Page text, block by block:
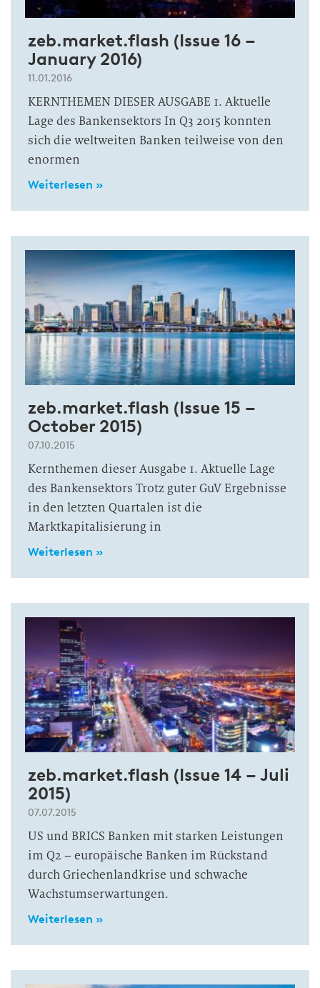
zeb.market.flash (Issue 16 –
January 2016)
11.01.2016
KERNTHEMEN DIESER AUSGABE 1. Aktuelle
Lage des Bankensektors In Q3 2015 konnten
sich die weltweiten Banken teilweise von den
enormen
Weiterlesen »
zeb.market.flash (Issue 15 –
October 2015)
07.10.2015
Kernthemen dieser Ausgabe 1. Aktuelle Lage
des Bankensektors Trotz guter GuV Ergebnisse
in den letzten Quartalen ist die
Marktkapitalisierung in
Weiterlesen »
zeb.market.flash (Issue 14 – Juli
2015)
07.07.2015
US und BRICS Banken mit starken Leistungen
im Q2 – europäische Banken im Rückstand
durch Griechenlandkrise und schwache
Wachstumserwartungen.
Weiterlesen »